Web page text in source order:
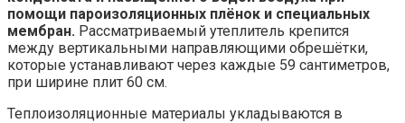
помощи пароизоляционных плёнок и специальных
мембран. Рассматриваемый утеплитель крепится
между вертикальными направляющими обрешётки,
которые устанавливают через каждые 59 сантиметров,
при ширине плит 60 см.
Теплоизоляционные материалы укладываются в